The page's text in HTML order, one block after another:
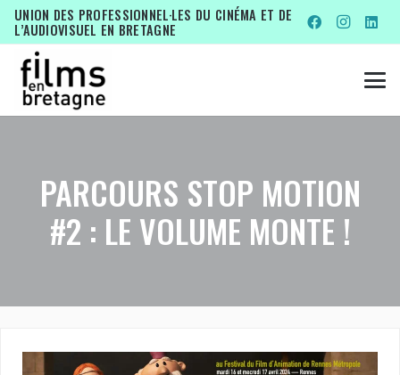
UNION DES PROFESSIONNEL·LES DU CINÉMA ET DE
L’AUDIOVISUEL EN BRETAGNE
PARCOURS STOP MOTION
#2 : LE VOLUME MONTE !